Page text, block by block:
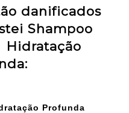
danificados
Shampoo
Hidratação
Profunda